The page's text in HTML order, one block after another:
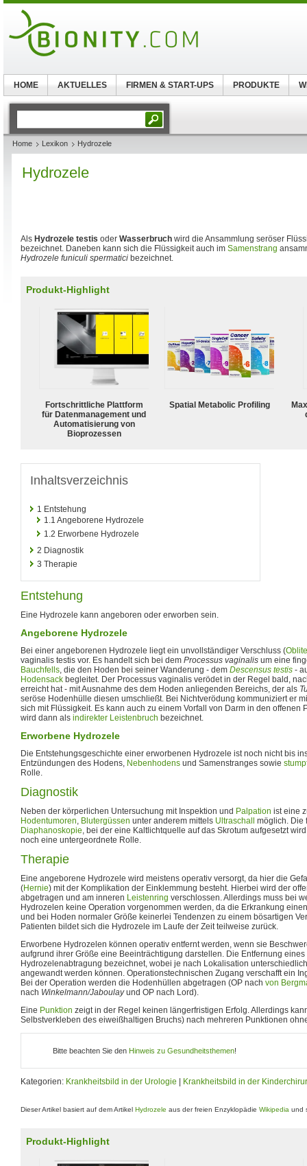
Home Lexikon Hydrozele
Hydrozele
Als Hydrozele testis oder Wasserbruch wird die Ansammlung seröser
bezeichnet. Daneben kann sich die Flüssigkeit auch im Samenstrang
Hydrozele funiculi spermatici bezeichnet.
Produkt-Highlight
Fortschrittliche Plattform
für Datenmanagement und
Automatisierung von
Bioprozessen
Spatial Metabolic Profiling
Inhaltsverzeichnis
1 Entstehung
1.1 Angeborene Hydrozele
1.2 Erworbene Hydrozele
2 Diagnostik
3 Therapie
Entstehung
Eine Hydrozele kann angeboren oder erworben sein.
Angeborene Hydrozele
Bei einer angeborenen Hydrozele liegt ein unvollständiger Verschluss (
vaginalis testis vor. Es handelt sich bei dem Processus vaginalis um eine
Bauchfells, die den Hoden bei seiner Wanderung - dem Descensus testis -
Hodensack begleitet. Der Processus vaginalis verödet in der Regel bald,
erreicht hat - mit Ausnahme des dem Hoden anliegenden Bereichs, der als
seröse Hodenhülle diesen umschließt. Bei Nichtverödung kommuniziert er
sich mit Flüssigkeit. Es kann auch zu einem Vorfall von Darm in den offenen
wird dann als indirekter Leistenbruch bezeichnet.
Erworbene Hydrozele
Die Entstehungsgeschichte einer erworbenen Hydrozele ist noch nicht bis
Entzündungen des Hodens, Nebenhodens und Samenstranges sowie
Rolle.
Diagnostik
Neben der körperlichen Untersuchung mit Inspektion und Palpation ist eine
Hodentumoren, Blutergüssen unter anderem mittels Ultraschall
möglich. Die
Diaphanoskopie, bei der eine Kaltlichtquelle auf das Skrotum aufgesetzt
noch eine untergeordnete Rolle.
Therapie
Eine angeborene Hydrozele wird meistens operativ versorgt, da hier die
(Hernie) mit der Komplikation der Einklemmung besteht. Hierbei wird der
abgetragen und am inneren Leistenring verschlossen. Allerdings muss bei
Hydrozelen keine Operation vorgenommen werden, da die Erkrankung
und bei Hoden normaler Größe keinerlei Tendenzen zu einem bösartigen
Patienten bildet sich die Hydrozele im Laufe der Zeit teilweise zurück.
Erworbene Hydrozelen können operativ entfernt werden, wenn sie
aufgrund ihrer Größe eine Beeinträchtigung darstellen. Die Entfernung
Hydrozelenabtragung bezeichnet, wobei je nach Lokalisation
angewandt werden können. Operationstechnischen Zugang verschafft ein
Bei der Operation werden die Hodenhüllen abgetragen (OP nach von
nach Winkelmann/Jaboulayund OP nach Lord).
Eine Punktion zeigt in der Regel keinen längerfristigen Erfolg. Allerdings
Selbstverkleben des eiweißhaltigen Bruchs) nach mehreren Punktionen
Bitte beachten Sie den Hinweis zu Gesundheitsthemen!
Kategorien: Krankheitsbild in der Urologie Krankheitsbild in der
Dieser Artikel basiert auf dem Artikel Hydrozele aus der freien Enzyklopädie Wikipedia und
Produkt-Highlight
HOME AKTUELLES FIRMEN & START-UPS PRODUKTE